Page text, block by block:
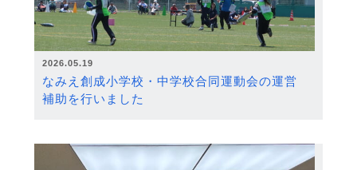
2026.05.19
なみえ創成小学校・中学校合同運動会の運営
補助を行いました